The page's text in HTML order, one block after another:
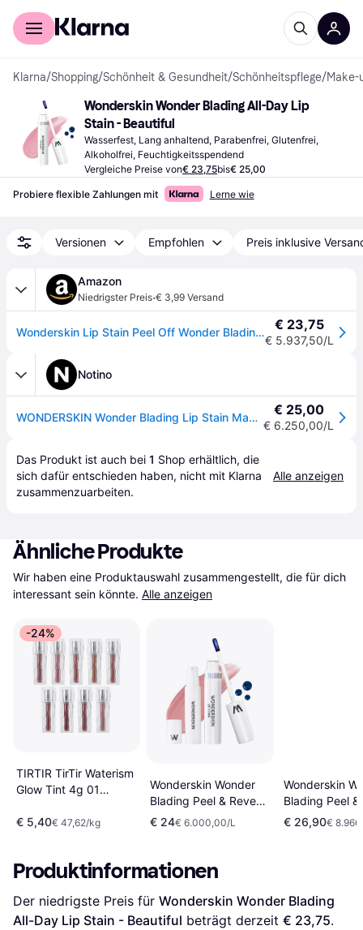
Für Shopper
Klarna/Shopping/Schönheit & Gesundheit/Schönheitspflege/Make-
Wonderskin Wonder Blading All-Day Lip
Stain - Beautiful
Wasserfest, Lang anhaltend, Parabenfrei, Glutenfrei,
Alkoholfrei, Feuchtigkeitsspendend
Vergleiche Preise von€ 23,75bis€ 25,00
Probiere flexible Zahlungen mit Lerne wie
Versionen Empfohlen Preis inklusive
Amazon
Niedrigster Preis·€ 3,99 Versand
Wonderskin Lip Stain Peel Off Wonder Blading Masque –Lippenfleckenmaske, Natürlicher Lippenstift, Langanhaltender Wasserfester Lippen-Tint (Beautiful Stain and Go) € 23,75
€ 5.937,50/L
Notino
WONDERSKIN Wonder Blading Lip Stain Masque Peel-off-Lippenstift Farbton Beautiful 4 ml € 25,00
€ 6.250,00/L
Das Produkt ist auch bei 1 Shop erhältlich, die
sich dafür entschieden haben, nicht mit Klarna
zusammenzuarbeiten.
Alle anzeigen
Ähnliche Produkte
Wir haben eine Produktauswahl zusammengestellt, die für dich
interessant sein könnte. Alle anzeigen
-24%
TIRTIR TirTir Waterism
Glow Tint 4g 01
€ 5,40€ 47,62/kg
Wonderskin Wonder
Blading Peel & Reveal
Lip Stain Kit - XOXO
€ 24€ 6.000,00/L
Wonderskin
Blading Peel &
Lip Stain Kit -
€ 26,90€
Produktinformationen
Der niedrigste Preis für Wonderskin Wonder Blading
All-Day Lip Stain - Beautiful beträgt derzeit € 23,75.